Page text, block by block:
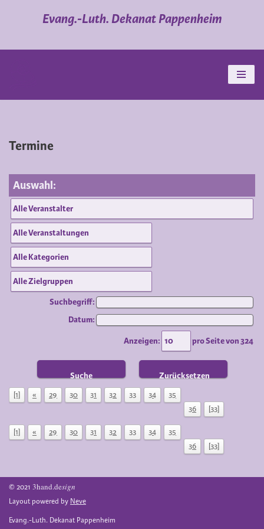
Evang.-Luth. Dekanat Pappenheim
Termine
Auswahl:
Suchbegriff:
Datum:
Anzeigen: pro Seite von324
Suche Zurücksetzen
[1] « 29 30 31 32 33 34
35
36
[33]
[1] « 29 30 31 32 33 34
35
36
[33]
© 2021 3hand.design
Layout powered by Neve
Evang.-Luth. Dekanat Pappenheim